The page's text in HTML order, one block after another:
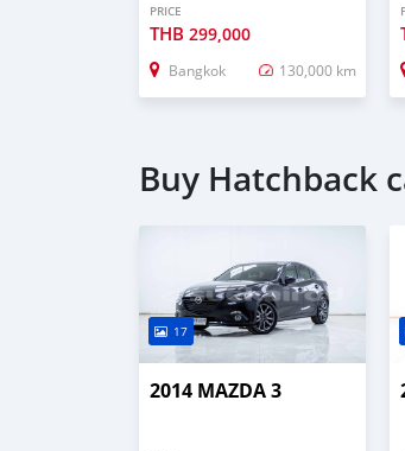
PRICE
THB 299,000
Bangkok 130,000 km
Buy Hatchback
17
2014 MAZDA 3